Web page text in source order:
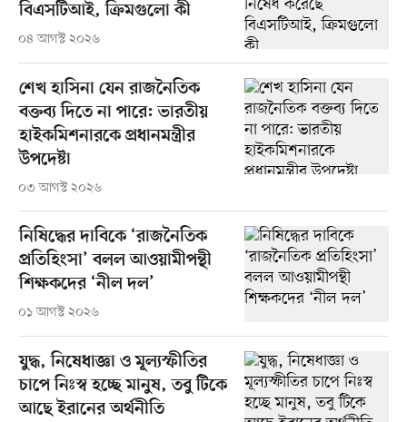
বিএসটিআই, ক্রিমগুলো কী
০৪ আগস্ট ২০২৬
শেখ হাসিনা যেন রাজনৈতিক
বক্তব্য দিতে না পারে: ভারতীয়
হাইকমিশনারকে প্রধানমন্ত্রীর
উপদেষ্টা
০৩ আগস্ট ২০২৬
নিষিদ্ধের দাবিকে ‘রাজনৈতিক
প্রতিহিংসা’ বলল আওয়ামীপন্থী
শিক্ষকদের ‘নীল দল’
০১ আগস্ট ২০২৬
যুদ্ধ, নিষেধাজ্ঞা ও মূল্যস্ফীতির
চাপে নিঃস্ব হচ্ছে মানুষ, তবু টিকে
আছে ইরানের অর্থনীতি